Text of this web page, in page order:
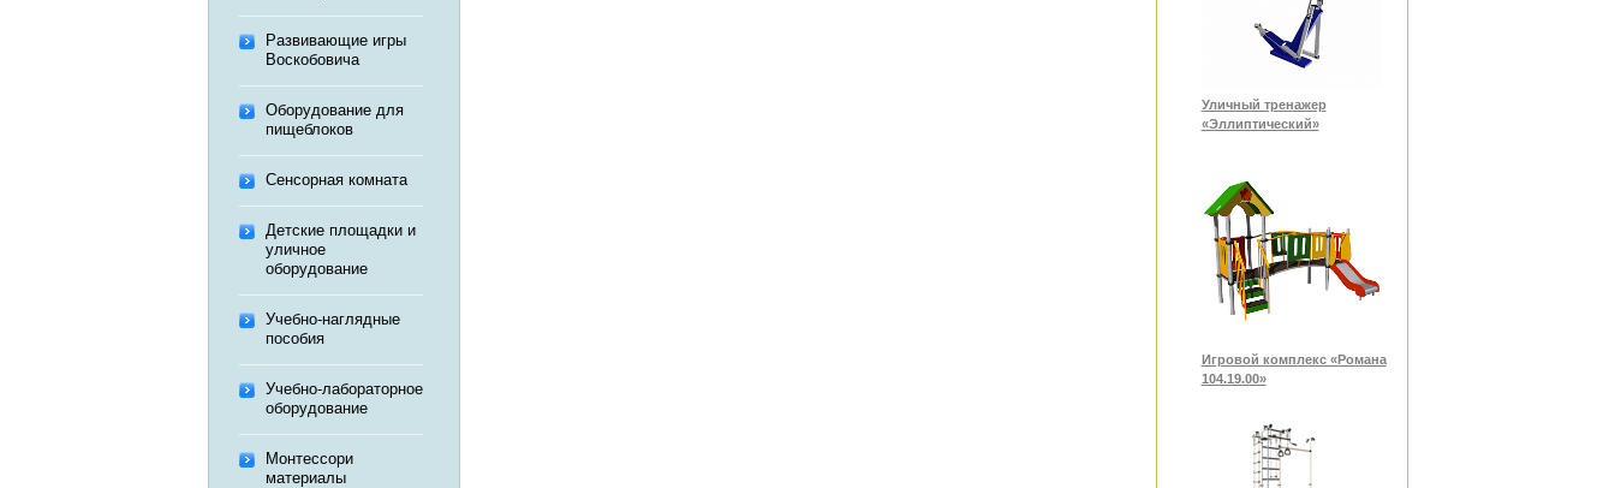
Развивающие игры
Воскобовича
Оборудование для
пищеблоков
Сенсорная комната
Детские площадки и
уличное
оборудование
Учебно-наглядные
пособия
Учебно-лабораторное
оборудование
Монтессори
материалы
Уличный тренажер
«Эллиптический»
Игровой комплекс «Романа
104.19.00»